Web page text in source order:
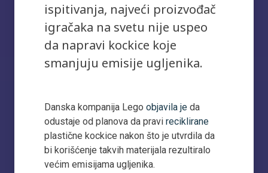
ispitivanja, najveći proizvođač
igračaka na svetu nije uspeo
da napravi kockice koje
smanjuju emisije ugljenika.
Danska kompanija Lego objavila je da
odustaje od planova da pravi reciklirane
plastične kockice nakon što je utvrdila da
bi korišćenje takvih materijala rezultiralo
većim emisijama ugljenika.